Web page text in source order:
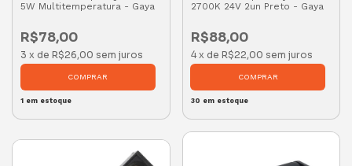
5W Multitemperatura - Gaya
R$78,00
3 x de R$26,00 sem juros
1 em estoque
2700K 24V 2un Preto - Gaya
R$88,00
4 x de R$22,00 sem juros
30 em estoque